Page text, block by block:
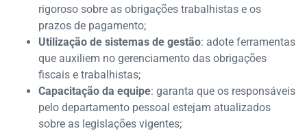
rigoroso sobre as obrigações trabalhistas e os
prazos de pagamento;
Utilização de sistemas de gestão: adote ferramentas
que auxiliem no gerenciamento das obrigações
fiscais e trabalhistas;
Capacitação da equipe: garanta que os responsáveis
pelo departamento pessoal estejam atualizados
sobre as legislações vigentes;